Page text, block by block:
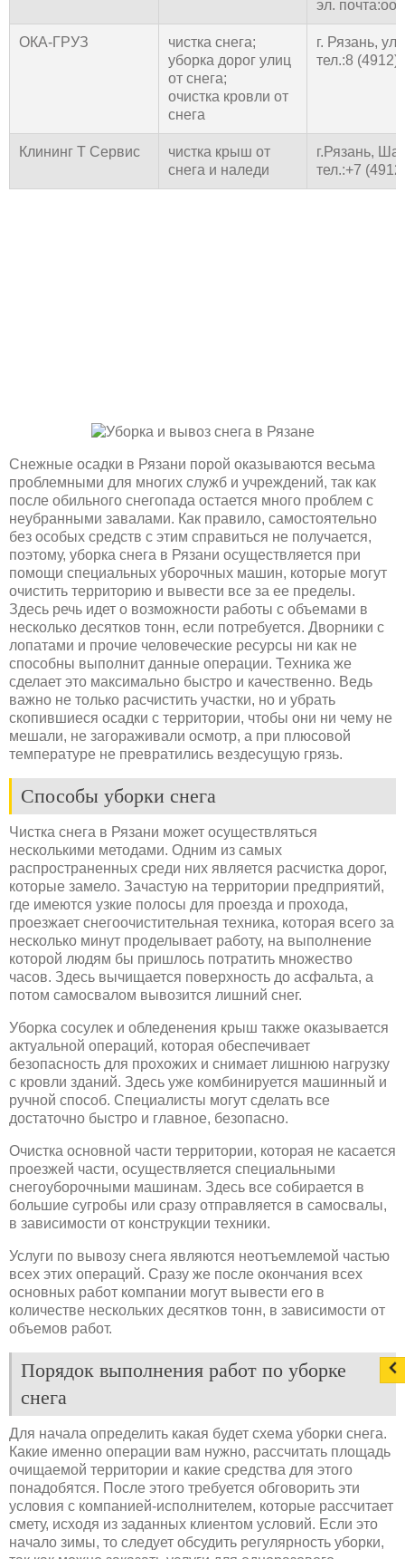
эл.
ОКА-ГРУЗ
чистка снега;
уборка дорог улиц
от снега;
очистка кровли от
снега
г. Рязань,
тел.:8 (4912)
Клининг Т Сервис
чистка крыш от
снега и наледи
г.Рязань,
тел.:+7
Снежные осадки в Рязани порой оказываются весьма
проблемными для многих служб и учреждений, так как
после обильного снегопада остается много проблем с
неубранными завалами. Как правило, самостоятельно
без особых средств с этим справиться не получается,
поэтому, уборка снега в Рязани осуществляется при
помощи специальных уборочных машин, которые могут
очистить территорию и вывести все за ее пределы.
Здесь речь идет о возможности работы с объемами в
несколько десятков тонн, если потребуется. Дворники с
лопатами и прочие человеческие ресурсы ни как не
способны выполнит данные операции. Техника же
сделает это максимально быстро и качественно. Ведь
важно не только расчистить участки, но и убрать
скопившиеся осадки с территории, чтобы они ни чему не
мешали, не загораживали осмотр, а при плюсовой
температуре не превратились вездесущую грязь.
Способы уборки снега
Чистка снега в Рязани может осуществляться
несколькими методами. Одним из самых
распространенных среди них является расчистка дорог,
которые замело. Зачастую на территории предприятий,
где имеются узкие полосы для проезда и прохода,
проезжает снегоочистительная техника, которая всего за
несколько минут проделывает работу, на выполнение
которой людям бы пришлось потратить множество
часов. Здесь вычищается поверхность до асфальта, а
потом самосвалом вывозится лишний снег.
Уборка сосулек и обледенения крыш также оказывается
актуальной операций, которая обеспечивает
безопасность для прохожих и снимает лишнюю нагрузку
с кровли зданий. Здесь уже комбинируется машинный и
ручной способ. Специалисты могут сделать все
достаточно быстро и главное, безопасно.
Очистка основной части территории, которая не касается
проезжей части, осуществляется специальными
снегоуборочными машинам. Здесь все собирается в
большие сугробы или сразу отправляется в самосвалы,
в зависимости от конструкции техники.
Услуги по вывозу снега являются неотъемлемой частью
всех этих операций. Сразу же после окончания всех
основных работ компании могут вывести его в
количестве нескольких десятков тонн, в зависимости от
объемов работ.
Порядок выполнения работ по уборке
снега
Для начала определить какая будет схема уборки снега.
Какие именно операции вам нужно, рассчитать площадь
очищаемой территории и какие средства для этого
понадобятся. После этого требуется обговорить эти
условия с компанией-исполнителем, которые рассчитает
смету, исходя из заданных клиентом условий. Если это
начало зимы, то следует обсудить регулярность уборки,